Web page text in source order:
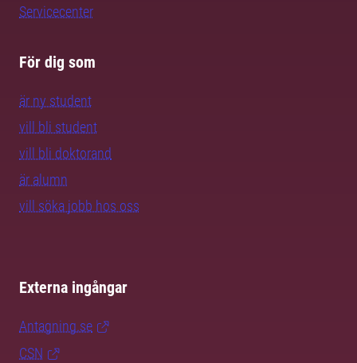
Servicecenter
För dig som
är ny student
vill bli student
vill bli doktorand
är alumn
vill söka jobb hos oss
Externa ingångar
Antagning.se
CSN